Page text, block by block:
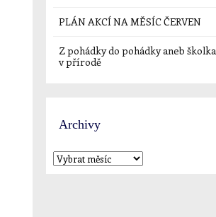
PLÁN AKCÍ NA MĚSÍC ČERVEN
Z pohádky do pohádky aneb školka
v přírodě
Archivy